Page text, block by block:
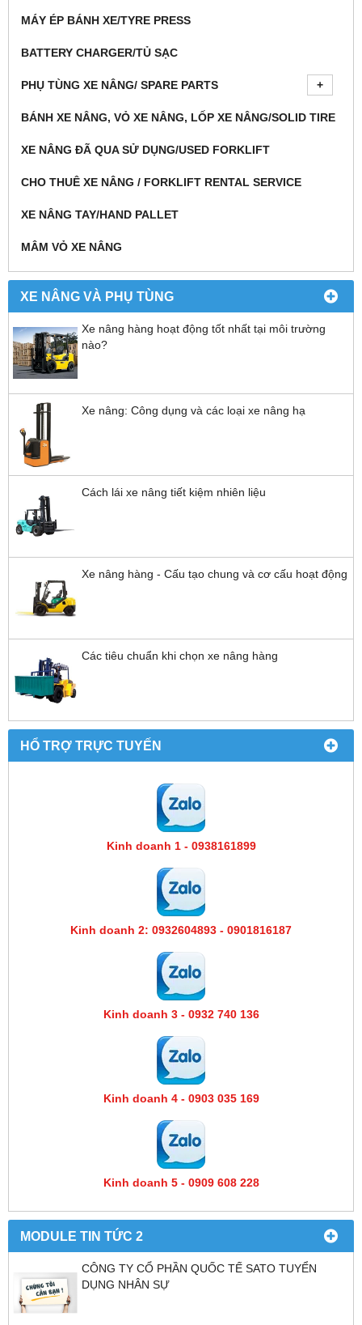
MÁY ÉP BÁNH XE/TYRE PRESS
BATTERY CHARGER/TỦ SẠC
PHỤ TÙNG XE NÂNG/ SPARE PARTS
BÁNH XE NÂNG, VỎ XE NÂNG, LỐP XE NÂNG/SOLID TIRE
XE NÂNG ĐÃ QUA SỬ DỤNG/USED FORKLIFT
CHO THUÊ XE NÂNG / FORKLIFT RENTAL SERVICE
XE NÂNG TAY/HAND PALLET
MÂM VỎ XE NÂNG
XE NÂNG VÀ PHỤ TÙNG
Xe nâng hàng hoạt động tốt nhất tại môi trường
nào?
Xe nâng: Công dụng và các loại xe nâng hạ
Cách lái xe nâng tiết kiệm nhiên liệu
Xe nâng hàng - Cấu tạo chung và cơ cấu hoạt động
Các tiêu chuẩn khi chọn xe nâng hàng
HỔ TRỢ TRỰC TUYẾN
Kinh doanh 1 - 0938161899
Kinh doanh 2: 0932604893 - 0901816187
Kinh doanh 3 - 0932 740 136
Kinh doanh 4 - 0903 035 169
Kinh doanh 5 - 0909 608 228
MODULE TIN TỨC 2
CÔNG TY CỔ PHẦN QUỐC TẾ SATO TUYỂN
DỤNG NHÂN SỰ